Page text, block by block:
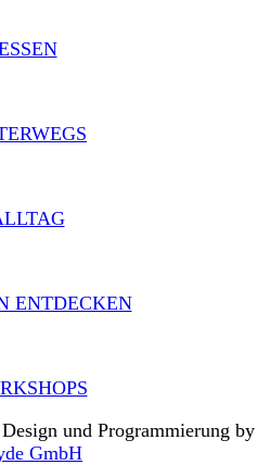
ENTDECKEN
und Programmierung by
GmbH